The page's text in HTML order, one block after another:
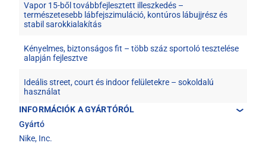
Vapor 15-ből továbbfejlesztett illeszkedés –
természetesebb lábfejszimuláció, kontúros lábujjrész és
stabil sarokkialakítás
Kényelmes, biztonságos fit – több száz sportoló tesztelése
alapján fejlesztve
Ideális street, court és indoor felületekre – sokoldalú
használat
INFORMÁCIÓK A GYÁRTÓRÓL
Gyártó
Nike, Inc.